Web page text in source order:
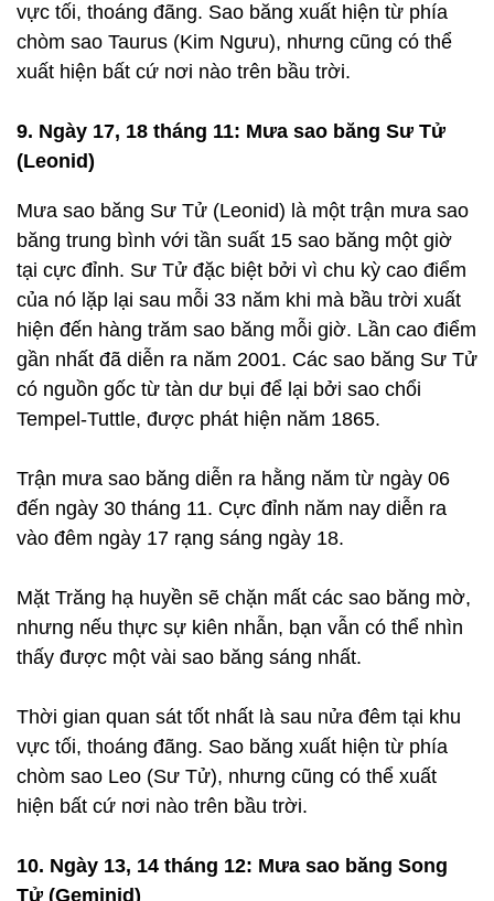
vực tối, thoáng đãng. Sao băng xuất hiện từ phía
chòm sao Taurus (Kim Ngưu), nhưng cũng có thể
xuất hiện bất cứ nơi nào trên bầu trời.
9. Ngày 17, 18 tháng 11: Mưa sao băng Sư Tử
(Leonid)
Mưa sao băng Sư Tử (Leonid) là một trận mưa sao
băng trung bình với tần suất 15 sao băng một giờ
tại cực đỉnh. Sư Tử đặc biệt bởi vì chu kỳ cao điểm
của nó lặp lại sau mỗi 33 năm khi mà bầu trời xuất
hiện đến hàng trăm sao băng mỗi giờ. Lần cao điểm
gần nhất đã diễn ra năm 2001. Các sao băng Sư Tử
có nguồn gốc từ tàn dư bụi để lại bởi sao chổi
Tempel-Tuttle, được phát hiện năm 1865.
Trận mưa sao băng diễn ra hằng năm từ ngày 06
đến ngày 30 tháng 11. Cực đỉnh năm nay diễn ra
vào đêm ngày 17 rạng sáng ngày 18.
Mặt Trăng hạ huyền sẽ chặn mất các sao băng mờ,
nhưng nếu thực sự kiên nhẫn, bạn vẫn có thể nhìn
thấy được một vài sao băng sáng nhất.
Thời gian quan sát tốt nhất là sau nửa đêm tại khu
vực tối, thoáng đãng. Sao băng xuất hiện từ phía
chòm sao Leo (Sư Tử), nhưng cũng có thể xuất
hiện bất cứ nơi nào trên bầu trời.
10. Ngày 13, 14 tháng 12: Mưa sao băng Song
Tử (Geminid)